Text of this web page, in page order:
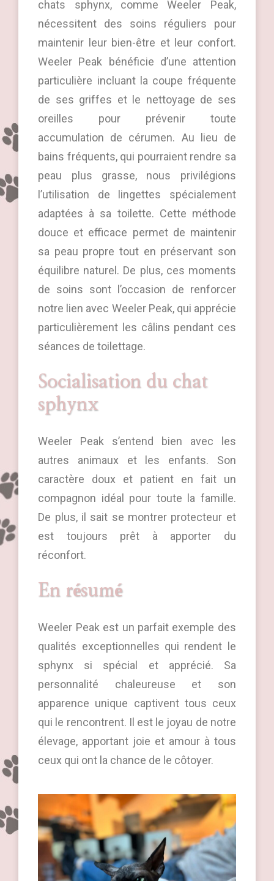
chats sphynx, comme Weeler Peak,
nécessitent des soins réguliers pour
maintenir leur bien-être et leur confort.
Weeler Peak bénéficie d’une attention
particulière incluant la coupe fréquente
de ses griffes et le nettoyage de ses
oreilles pour prévenir toute
accumulation de cérumen. Au lieu de
bains fréquents, qui pourraient rendre sa
peau plus grasse, nous privilégions
l’utilisation de lingettes spécialement
adaptées à sa toilette. Cette méthode
douce et efficace permet de maintenir
sa peau propre tout en préservant son
équilibre naturel. De plus, ces moments
de soins sont l’occasion de renforcer
notre lien avec Weeler Peak, qui apprécie
particulièrement les câlins pendant ces
séances de toilettage.
Socialisation du chat
sphynx
Weeler Peak s’entend bien avec les
autres animaux et les enfants. Son
caractère doux et patient en fait un
compagnon idéal pour toute la famille.
De plus, il sait se montrer protecteur et
est toujours prêt à apporter du
réconfort.
En résumé
Weeler Peak est un parfait exemple des
qualités exceptionnelles qui rendent le
sphynx si spécial et apprécié. Sa
personnalité chaleureuse et son
apparence unique captivent tous ceux
qui le rencontrent. Il est le joyau de notre
élevage, apportant joie et amour à tous
ceux qui ont la chance de le côtoyer.